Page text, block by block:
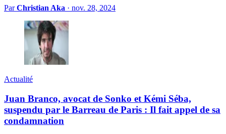
ParChristian Aka · nov. 28, 2024
Actualité
Juan Branco, avocat de Sonko et Kémi Séba,
suspendu par le Barreau de Paris : Il fait appel de sa
condamnation